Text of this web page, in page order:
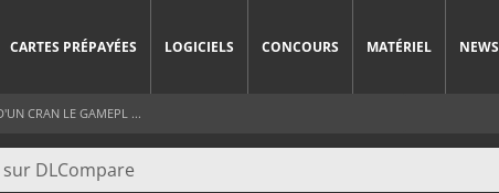
CARTES PRÉPAYÉES LOGICIELS CONCOURS MATÉRIEL NEWS
CRAN LE GAMEPL ...